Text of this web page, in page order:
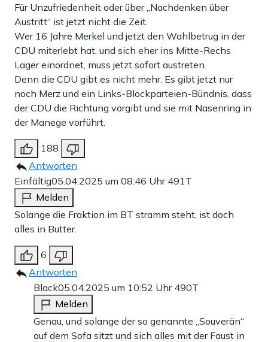
Für Unzufriedenheit oder über „Nachdenken über
Austritt“ ist jetzt nicht die Zeit.
Wer 16 Jahre Merkel und jetzt den Wahlbetrug in der
CDU miterlebt hat, und sich eher ins Mitte-Rechs
Lager einordnet, muss jetzt sofort austreten.
Denn die CDU gibt es nicht mehr. Es gibt jetzt nur
noch Merz und ein Links-Blockparteien-Bündnis, dass
der CDU die Richtung vorgibt und sie mit Nasenring in
der Manege vorführt.
188
Antworten
Einfältig05.04.2025 um 08:46 Uhr 491T
Melden
Solange die Fraktion im BT stramm steht, ist doch
alles in Butter.
6
Antworten
Black05.04.2025 um 10:52 Uhr 490T
Melden
Genau, und solange der so genannte „Souverän“
auf dem Sofa sitzt und sich alles mit der Faust in